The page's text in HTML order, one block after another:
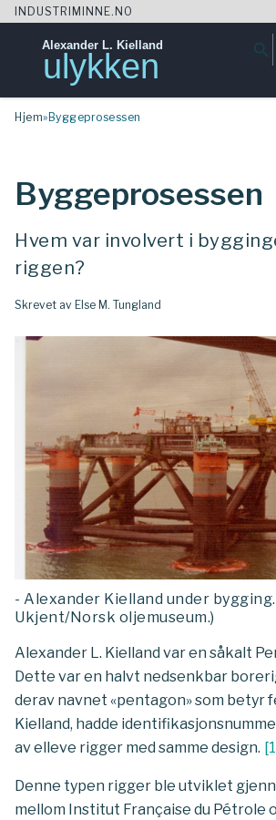
Skip
INDUSTRIMINNE.NO
Alexander L. Kielland
ulykken search
Hjem» Byggeprosessen
Byggeprosessen
Hvem var involvert i
riggen?
Skrevet av Else M. Tungland
- Alexander Kielland under
Ukjent/Norsk oljemuseum.)
Alexander L. Kielland var en såkalt
Dette var en halvt nedsenkbar
derav navnet «pentagon» som betyr
Kielland, hadde
av elleve rigger med samme design. [1
Denne typen rigger ble utviklet
mellom Institut Française du Pétrole